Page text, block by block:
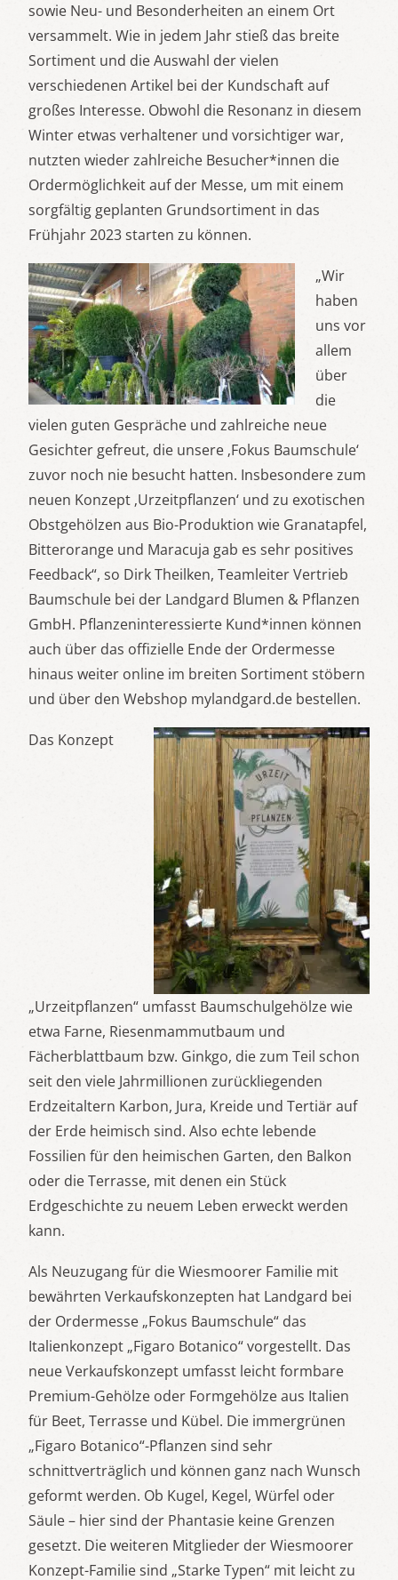
sowie Neu- und Besonderheiten an einem Ort
versammelt. Wie in jedem Jahr stieß das breite
Sortiment und die Auswahl der vielen
verschiedenen Artikel bei der Kundschaft auf
großes Interesse. Obwohl die Resonanz in diesem
Winter etwas verhaltener und vorsichtiger war,
nutzten wieder zahlreiche Besucher*innen die
Ordermöglichkeit auf der Messe, um mit einem
sorgfältig geplanten Grundsortiment in das
Frühjahr 2023 starten zu können.
„Wir
haben
uns vor
allem
über
die
vielen guten Gespräche und zahlreiche neue
Gesichter gefreut, die unsere ‚Fokus Baumschule‘
zuvor noch nie besucht hatten. Insbesondere zum
neuen Konzept ‚Urzeitpflanzen‘ und zu exotischen
Obstgehölzen aus Bio-Produktion wie Granatapfel,
Bitterorange und Maracuja gab es sehr positives
Feedback“, so Dirk Theilken, Teamleiter Vertrieb
Baumschule bei der Landgard Blumen & Pflanzen
GmbH. Pflanzeninteressierte Kund*innen können
auch über das offizielle Ende der Ordermesse
hinaus weiter online im breiten Sortiment stöbern
und über den Webshop mylandgard.de bestellen.
Das Konzept
„Urzeitpflanzen“ umfasst Baumschulgehölze wie
etwa Farne, Riesenmammutbaum und
Fächerblattbaum bzw. Ginkgo, die zum Teil schon
seit den viele Jahrmillionen zurückliegenden
Erdzeitaltern Karbon, Jura, Kreide und Tertiär auf
der Erde heimisch sind. Also echte lebende
Fossilien für den heimischen Garten, den Balkon
oder die Terrasse, mit denen ein Stück
Erdgeschichte zu neuem Leben erweckt werden
kann.
Als Neuzugang für die Wiesmoorer Familie mit
bewährten Verkaufskonzepten hat Landgard bei
der Ordermesse „Fokus Baumschule“ das
Italienkonzept „Figaro Botanico“ vorgestellt. Das
neue Verkaufskonzept umfasst leicht formbare
Premium-Gehölze oder Formgehölze aus Italien
für Beet, Terrasse und Kübel. Die immergrünen
„Figaro Botanico“-Pflanzen sind sehr
schnittverträglich und können ganz nach Wunsch
geformt werden. Ob Kugel, Kegel, Würfel oder
Säule – hier sind der Phantasie keine Grenzen
gesetzt. Die weiteren Mitglieder der Wiesmoorer
Konzept-Familie sind „Starke Typen“ mit leicht zu